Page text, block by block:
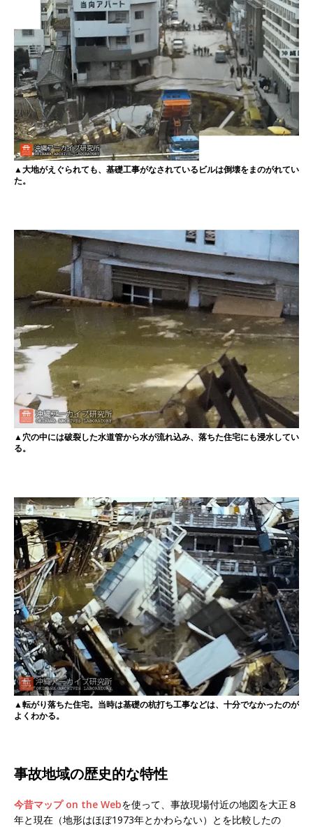
▲大地がえぐられても、基礎工事がなされているビルは倒壊をまのがれてい
た。
▲穴の中には破裂した水道管から水が流れ込み、落ちた住宅にも浸水してい
る。
▲転がり落ちた住宅。当時は基礎の杭打ち工事などは、十分でなかったのが
よくわかる。
事故地域の歴史的な特性
今昔マップ on the Webを使って、事故現場付近の地図を大正８
年と現在（地形はほぼ1973年とかわらない）とを比較したの